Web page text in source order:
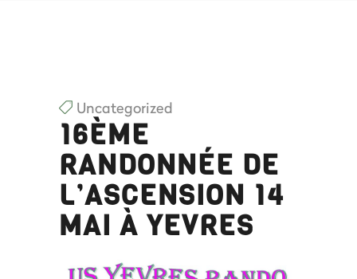
Uncategorized
16ÈME
RANDONNÉE DE
L’ASCENSION 14
MAI À YEVRES